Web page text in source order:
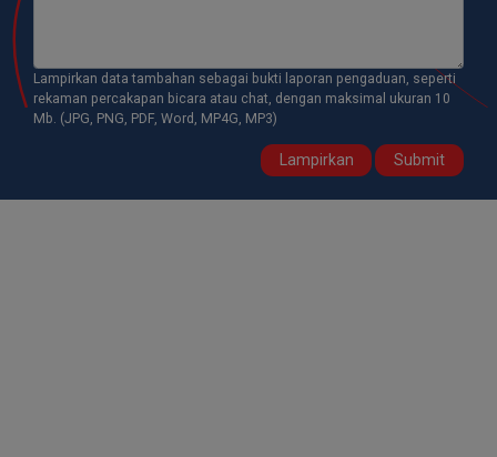
Lampirkan data tambahan sebagai bukti laporan pengaduan, seperti
rekaman percakapan bicara atau chat, dengan maksimal ukuran 10
Mb. (JPG, PNG, PDF, Word, MP4G, MP3)
Lampirkan Submit